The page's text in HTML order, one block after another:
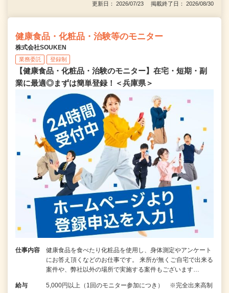
更新日： 2026/07/23 掲載終了日： 2026/08/30
健康食品・化粧品・治験等のモニター
株式会社SOUKEN
業務委託 登録制
【健康食品・化粧品・治験のモニター】在宅・短期・副
業に最適◎まずは簡単登録！＜兵庫県＞
仕事内容
健康食品を食べたり化粧品を使用し、身体測定やアンケート
にお答え頂くなどのお仕事です。 来所が無くご自宅で出来る
案件や、弊社以外の場所で実施する案件もございます…
給与 5,000円以上（1回のモニター参加につき） ※完全出来高制